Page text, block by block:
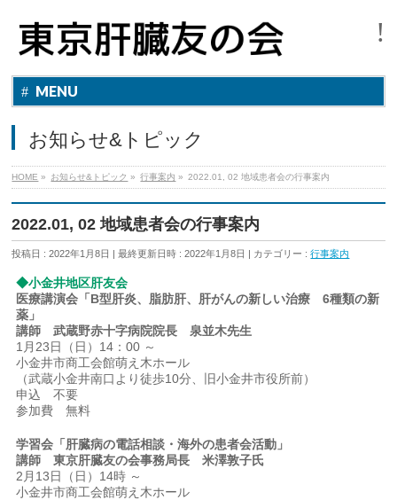
MENU
お知らせ&トピック
HOME » お知らせ&トピック » 行事案内 » 2022.01, 02 地域患者会の行事案内
2022.01, 02 地域患者会の行事案内
投稿日 : 2022年1月8日 最終更新日時 : 2022年1月8日 カテゴリー :行事案内
◆小金井地区肝友会
医療講演会「B型肝炎、脂肪肝、肝がんの新しい治療 6種類の新
薬」
講師 武蔵野赤十字病院院長 泉並木先生
1月23日（日）14：00 ～
小金井市商工会館萌え木ホール
（武蔵小金井南口より徒歩10分、旧小金井市役所前）
申込 不要
参加費 無料
学習会「肝臓病の電話相談・海外の患者会活動」
講師 東京肝臓友の会事務局長 米澤敦子氏
2月13日（日）14時 ～
小金井市商工会館萌え木ホール